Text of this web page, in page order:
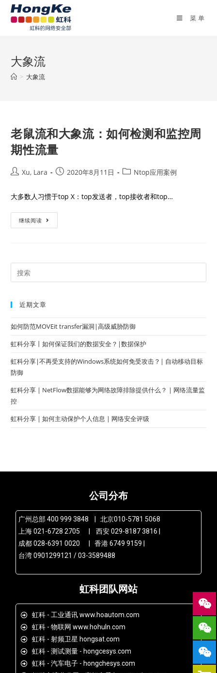
菜单
大象流
> 大象流
老鼠流和大象流：如何检测和监控周
期性流量
Xu, Lara 2020年8月11日 Ntop应用案例
大多数人习惯于top X：top发送者，top接收者和top…
继续阅读
近期文章
如何防范MOVEit transfer漏洞|高级威胁防御
虹科分享丨如何保证我们的数据安全？|数据保护
虹科分享|不再受支持的Windows系统如何免受攻击？| 自动移动目标
防御
虹科分享 | NetFlow数据能够为网络故障排除提供什么？ | 网络流量监
控
虹科分享 | 如何主动保护个人信息 | 网络安全评级
公司分布
广州总部 400 999 3848 | 北京010-5781 5068
上海 021-6728 2705 | 西安 029-8187 3816 |
成都 028-6391 0020 | 香港 6749 9159 |
台湾 0901299121 / 03-3589488
虹科团队网站
虹科 - 工业通讯 www.hoautom.com
虹科 - 物联网 www.hohuln.com
虹科 - 射频卫星 hongsat.com
虹科 - 测试测量 - hongcesys.com
虹科 - 汽车电子 - hongchesys.com